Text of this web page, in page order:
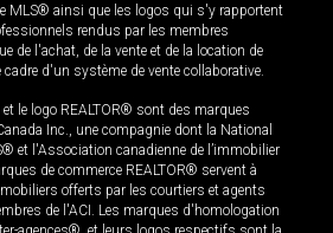
MLS® ainsi que les logos qui s'y rapportent
rendus par les membres
de l'achat, de la vente et de la location de
d'un système de vente collaborative.
le logo REALTOR® sont des marques
Inc., une compagnie dont la National
et l'Association canadienne de l’immobilier
de commerce REALTOR® servent à
offerts par les courtiers et agents
de l'ACI. Les marques d'homologation